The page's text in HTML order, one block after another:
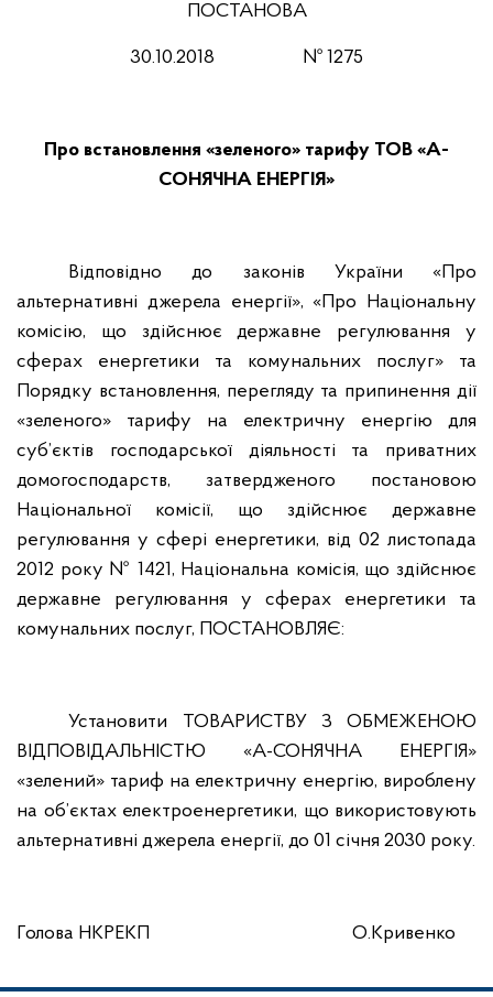
ПОСТАНОВА
30.10.2018 № 1275
Про встановлення «зеленого» тарифу ТОВ «А-
СОНЯЧНА ЕНЕРГІЯ»
Відповідно до законів України «Про
альтернативні джерела енергії», «Про Національну
комісію, що здійснює державне регулювання у
сферах енергетики та комунальних послуг» та
Порядку встановлення, перегляду та припинення дії
«зеленого» тарифу на електричну енергію для
суб’єктів господарської діяльності та приватних
домогосподарств, затвердженого постановою
Національної комісії, що здійснює державне
регулювання у сфері енергетики, від 02 листопада
2012 року № 1421, Національна комісія, що здійснює
державне регулювання у сферах енергетики та
комунальних послуг, ПОСТАНОВЛЯЄ:
Установити ТОВАРИСТВУ З ОБМЕЖЕНОЮ
ВІДПОВІДАЛЬНІСТЮ «А-СОНЯЧНА ЕНЕРГІЯ»
«зелений» тариф на електричну енергію, вироблену
на об’єктах електроенергетики, що використовують
альтернативні джерела енергії, до 01 січня 2030 року.
Голова НКРЕКП О.Кривенко